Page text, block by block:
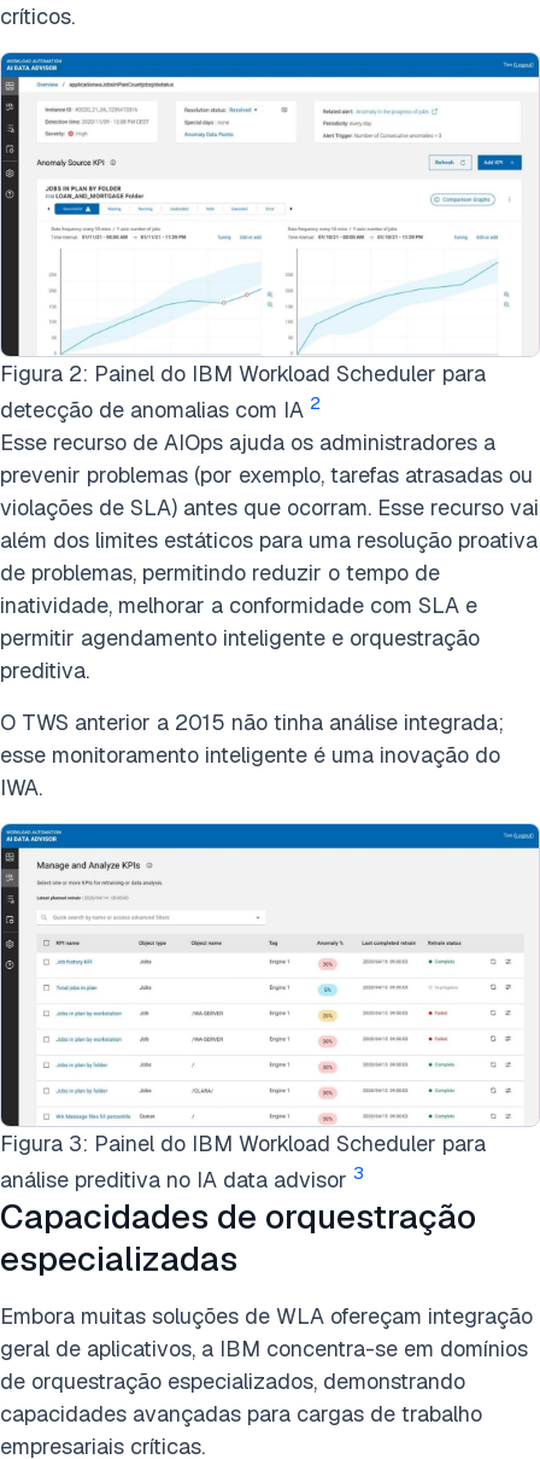
críticos.
Figura 2: Painel do IBM Workload Scheduler para
detecção de anomalias com IA 2
Esse recurso de AIOps ajuda os administradores a
prevenir problemas (por exemplo, tarefas atrasadas ou
violações de SLA) antes que ocorram. Esse recurso vai
além dos limites estáticos para uma resolução proativa
de problemas, permitindo reduzir o tempo de
inatividade, melhorar a conformidade com SLA e
permitir agendamento inteligente e orquestração
preditiva.
O TWS anterior a 2015 não tinha análise integrada;
esse monitoramento inteligente é uma inovação do
IWA.
Figura 3: Painel do IBM Workload Scheduler para
análise preditiva no IA data advisor 3
Capacidades de orquestração
especializadas
Embora muitas soluções de WLA ofereçam integração
geral de aplicativos, a IBM concentra-se em domínios
de orquestração especializados, demonstrando
capacidades avançadas para cargas de trabalho
empresariais críticas.